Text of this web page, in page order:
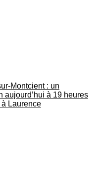
: un
aujourd’hui à 19 heures
Laurence